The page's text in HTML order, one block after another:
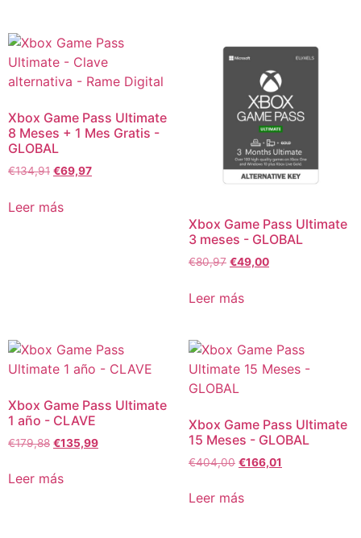
Xbox Game Pass Ultimate
8 Meses + 1 Mes Gratis -
GLOBAL
€134,91 €69,97
Leer más
Xbox Game Pass Ultimate
3 meses - GLOBAL
€80,97 €49,00
Leer más
Xbox Game Pass Ultimate
1 año - CLAVE
€179,88 €135,99
Leer más
Xbox Game Pass Ultimate
15 Meses - GLOBAL
€404,00 €166,01
Leer más